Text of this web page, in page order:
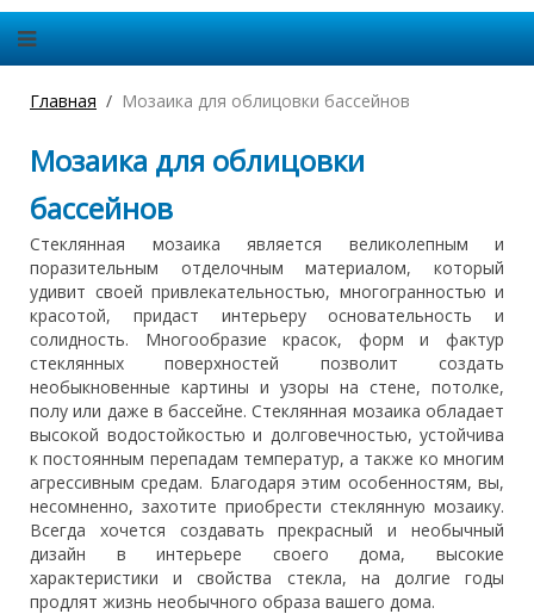
Главная Мозаика для облицовки бассейнов
Мозаика для облицовки
бассейнов
Стеклянная мозаика является великолепным и
поразительным отделочным материалом, который
удивит своей привлекательностью, многогранностью и
красотой, придаст интерьеру основательность и
солидность. Многообразие красок, форм и фактур
стеклянных поверхностей позволит создать
необыкновенные картины и узоры на стене, потолке,
полу или даже в бассейне. Стеклянная мозаика обладает
высокой водостойкостью и долговечностью, устойчива
к постоянным перепадам температур, а также ко многим
агрессивным средам. Благодаря этим особенностям, вы,
несомненно, захотите приобрести стеклянную мозаику.
Всегда хочется создавать прекрасный и необычный
дизайн в интерьере своего дома, высокие
характеристики и свойства стекла, на долгие годы
продлят жизнь необычного образа вашего дома.